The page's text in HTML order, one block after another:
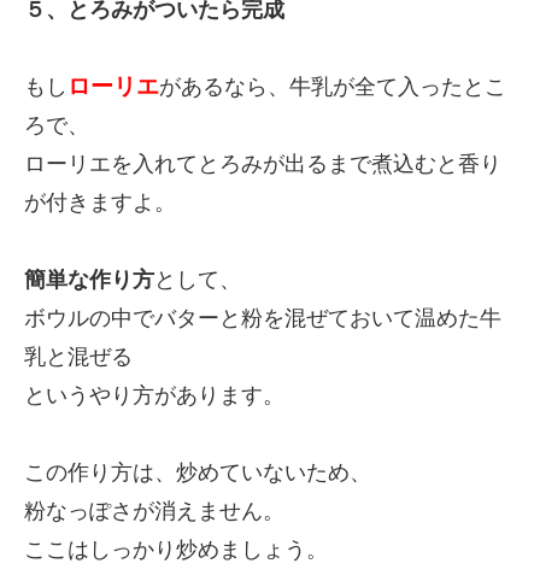
５、とろみがついたら完成
もし ローリエがあるなら、牛乳が全て入ったとこ
ろで、
ローリエを入れてとろみが出るまで煮込むと香り
が付きますよ。
簡単な作り方として、
ボウルの中でバターと粉を混ぜておいて温めた牛
乳と混ぜる
というやり方があります。
この作り方は、炒めていないため、
粉なっぽさが消えません。
ここはしっかり炒めましょう。